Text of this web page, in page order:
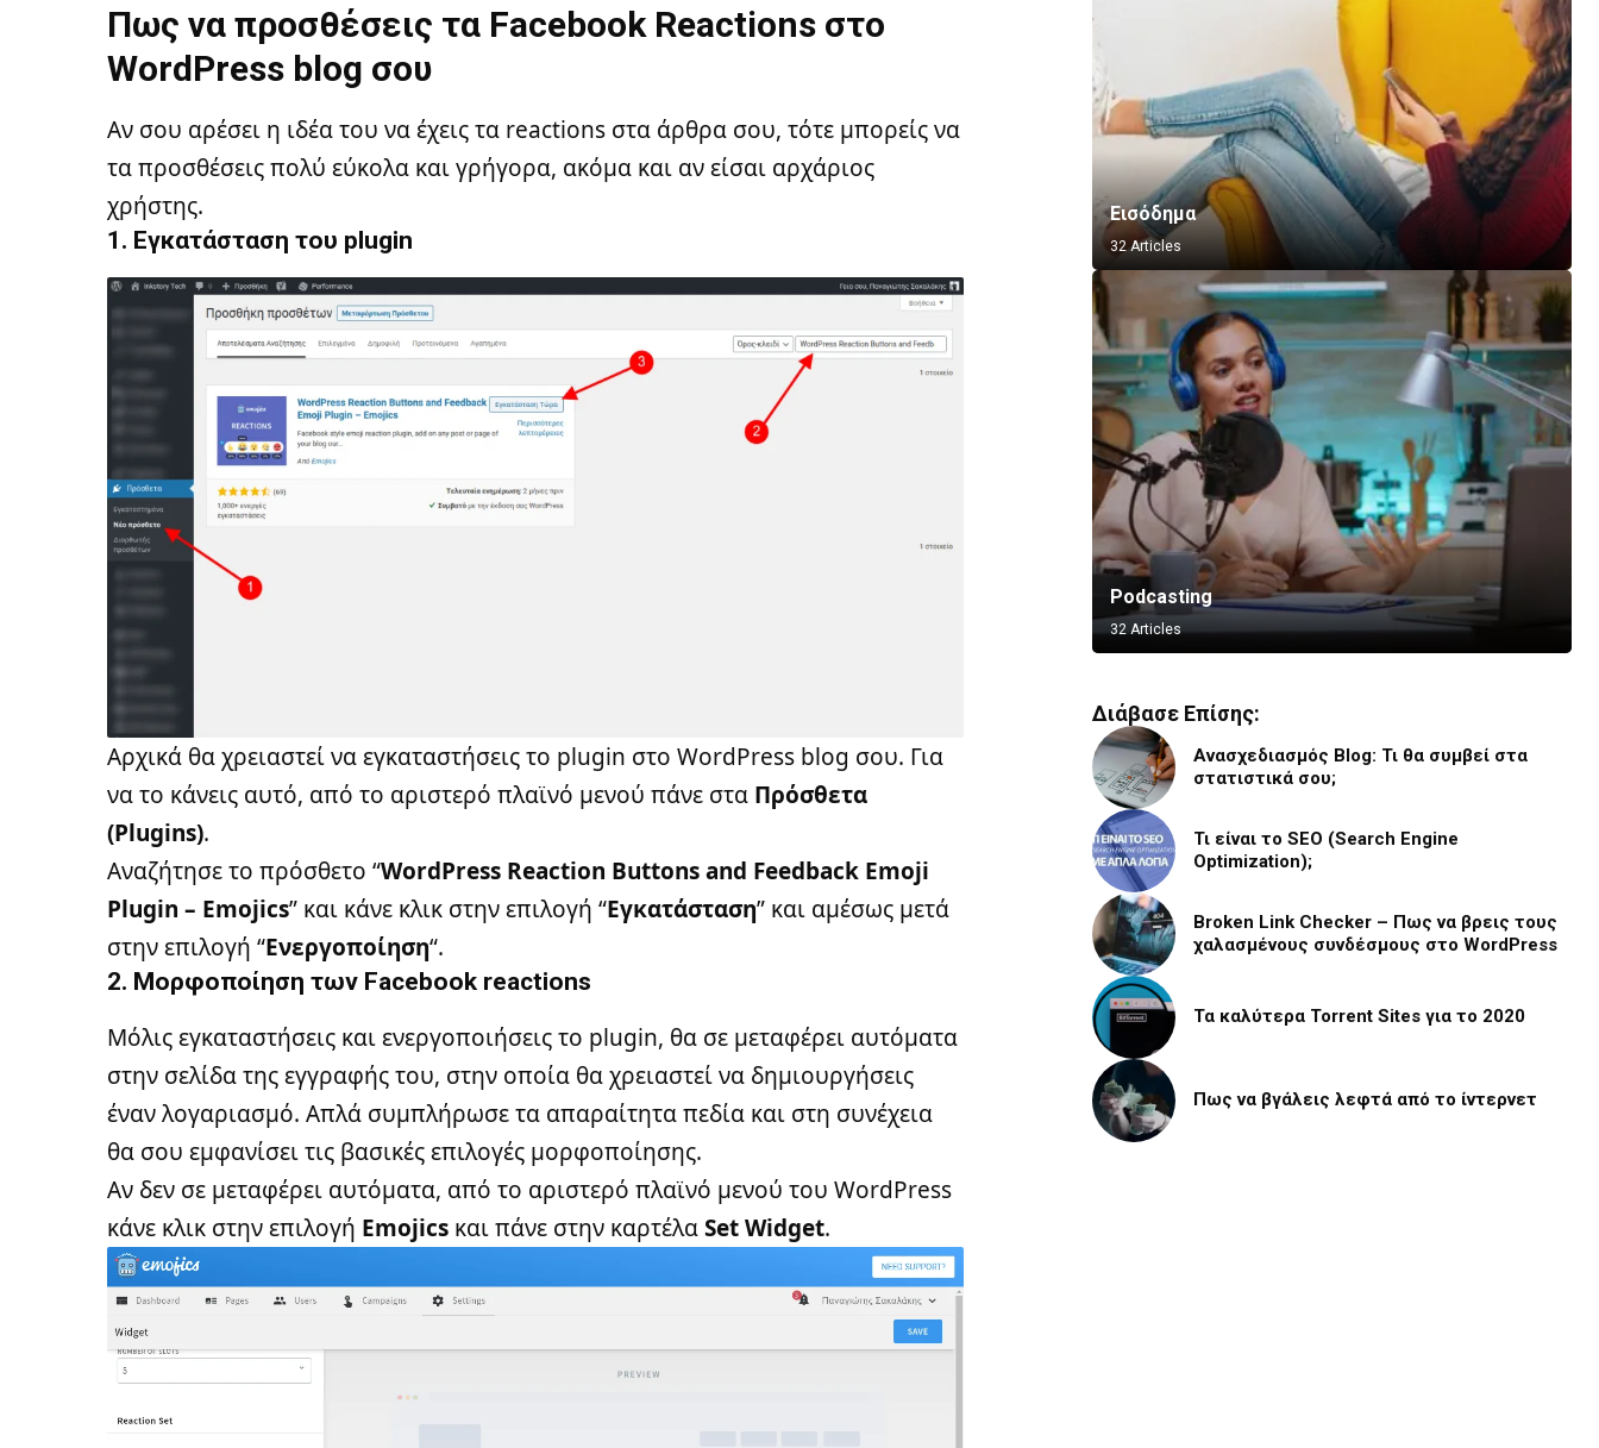
Πως να προσθέσεις τα Facebook Reactions στο
WordPress blog σου
Αν σου αρέσει η ιδέα του να έχεις τα reactions στα άρθρα σου, τότε μπορείς να
τα προσθέσεις πολύ εύκολα και γρήγορα, ακόμα και αν είσαι αρχάριος
χρήστης.
1. Εγκατάσταση του plugin
Αρχικά θα χρειαστεί να εγκαταστήσεις το plugin στο WordPress blog σου. Για
να το κάνεις αυτό, από το αριστερό πλαϊνό μενού πάνε στα Πρόσθετα
(Plugins).
Αναζήτησε το πρόσθετο “WordPress Reaction Buttons and Feedback Emoji
Plugin – Emojics” και κάνε κλικ στην επιλογή “Εγκατάσταση” και αμέσως μετά
στην επιλογή “Ενεργοποίηση“.
2. Μορφοποίηση των Facebook reactions
Μόλις εγκαταστήσεις και ενεργοποιήσεις το plugin, θα σε μεταφέρει αυτόματα
στην σελίδα της εγγραφής του, στην οποία θα χρειαστεί να δημιουργήσεις
έναν λογαριασμό. Απλά συμπλήρωσε τα απαραίτητα πεδία και στη συνέχεια
θα σου εμφανίσει τις βασικές επιλογές μορφοποίησης.
Αν δεν σε μεταφέρει αυτόματα, από το αριστερό πλαϊνό μενού του WordPress
κάνε κλικ στην επιλογή Emojics και πάνε στην καρτέλαSet Widget.
Εισόδημα
32 Articles
Podcasting
32 Articles
Vlogging
8 Articles
Διάβασε Επίσης:
Ανασχεδιασμός Blog: Τι θα συμβεί στα
στατιστικά σου;
Τι είναι το SEO (Search Engine
Optimization);
Broken Link Checker – Πως να βρεις τους
χαλασμένους συνδέσμους στο WordPress
Τα καλύτερα Torrent Sites για το 2020
Πως να βγάλεις λεφτά από το ίντερνετ